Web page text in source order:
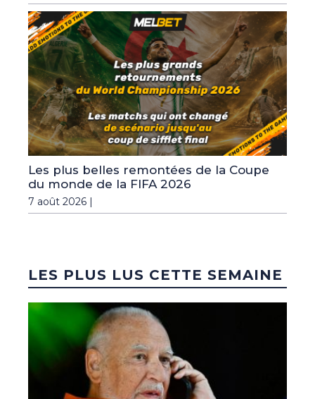
Les plus belles remontées de la Coupe
du monde de la FIFA 2026
7 août 2026 |
LES PLUS LUS CETTE SEMAINE